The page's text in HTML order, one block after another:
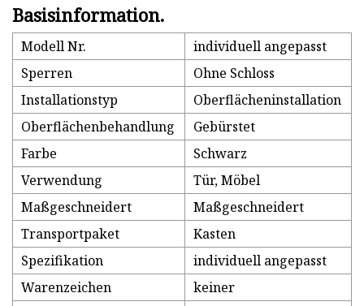
Basisinformation.
Modell Nr.
individuell angepasst
Sperren
Ohne Schloss
Installationstyp
Oberflächeninstallation
Oberflächenbehandlung
Gebürstet
Farbe
Schwarz
Verwendung
Tür, Möbel
Maßgeschneidert
Maßgeschneidert
Transportpaket
Kasten
Spezifikation
individuell angepasst
Warenzeichen
keiner